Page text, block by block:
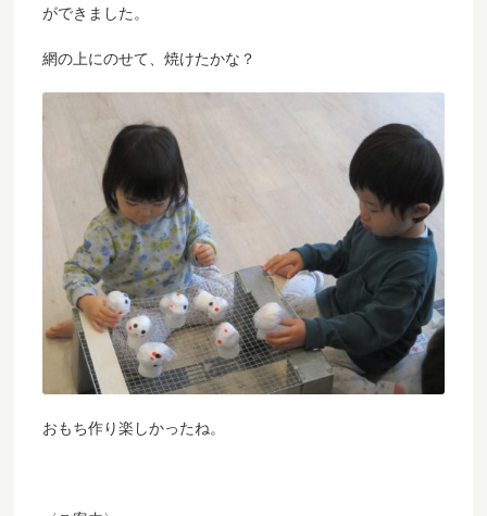
ができました。
網の上にのせて、焼けたかな？
おもち作り楽しかったね。